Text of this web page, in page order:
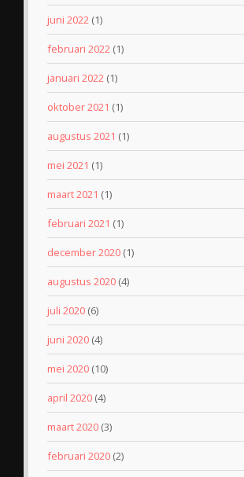
juni 2022 (1)
februari 2022 (1)
januari 2022 (1)
oktober 2021 (1)
augustus 2021 (1)
mei 2021 (1)
maart 2021 (1)
februari 2021 (1)
december 2020 (1)
augustus 2020 (4)
juli 2020 (6)
juni 2020 (4)
mei 2020 (10)
april 2020 (4)
maart 2020 (3)
februari 2020 (2)